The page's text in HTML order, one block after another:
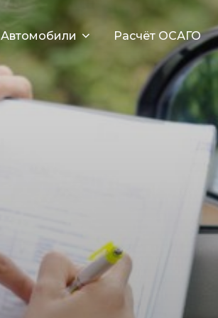
Автомобили Расчёт ОСАГО